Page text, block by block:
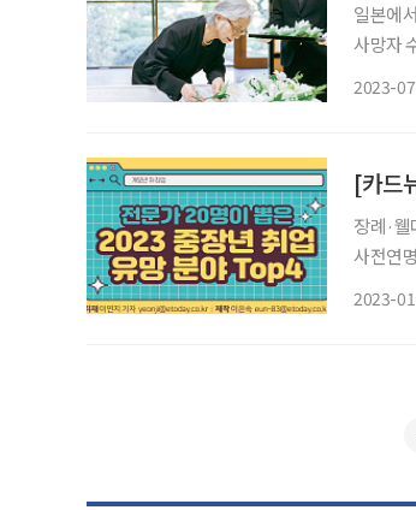
일본에
사망자
2023-
[카드
장례·
사전연명의료
2023-